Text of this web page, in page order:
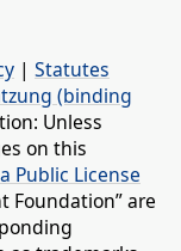
| Statutes
(binding
Unless
on this
Public License
Foundation” are